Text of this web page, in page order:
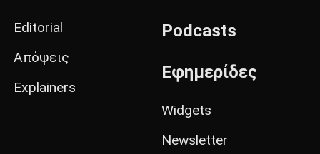
Editorial
Απόψεις
Explainers
Podcasts
Εφημερίδες
Widgets
Newsletter